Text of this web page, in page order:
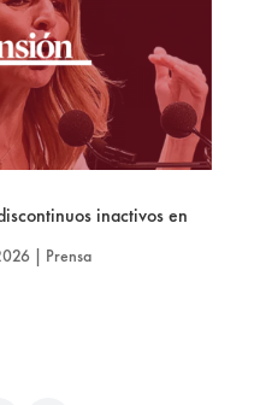
inactivos en
| Prensa